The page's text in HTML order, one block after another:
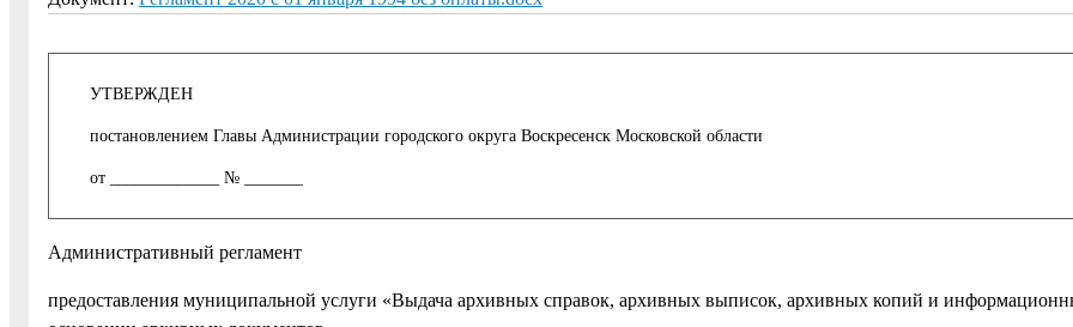
УТВЕРЖДЕН
постановлением Главы Администрации городского округа Воскресенск Московской области
от _____________ № _______
Административный регламент
предоставления муниципальной услуги «Выдача архивных справок, архивных выписок, архивных копий и